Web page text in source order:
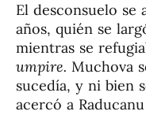
El desconsuelo se
años, quién se
mientras se
umpire. Muchova
sucedía, y ni bien
acercó a